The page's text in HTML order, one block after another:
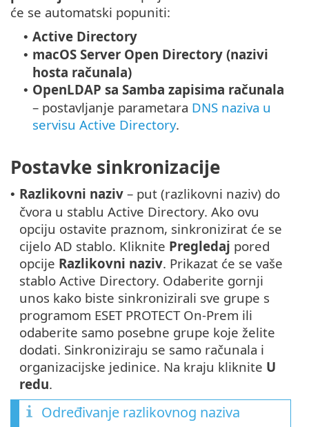
će se automatski popuniti:
• Active Directory
• macOS Server Open Directory (nazivi
hosta računala)
• OpenLDAP sa Samba zapisima računala
– postavljanje parametara DNS naziva u
servisu Active Directory.
Postavke sinkronizacije
• Razlikovni naziv – put (razlikovni naziv) do
čvora u stablu Active Directory. Ako ovu
opciju ostavite praznom, sinkronizirat će se
cijelo AD stablo. Kliknite Pregledaj pored
opcije Razlikovni naziv. Prikazat će se vaše
stablo Active Directory. Odaberite gornji
unos kako biste sinkronizirali sve grupe s
programom ESET PROTECT On-Prem ili
odaberite samo posebne grupe koje želite
dodati. Sinkroniziraju se samo računala i
organizacijske jedinice. Na kraju kliknite U
redu.
Određivanje razlikovnog naziva